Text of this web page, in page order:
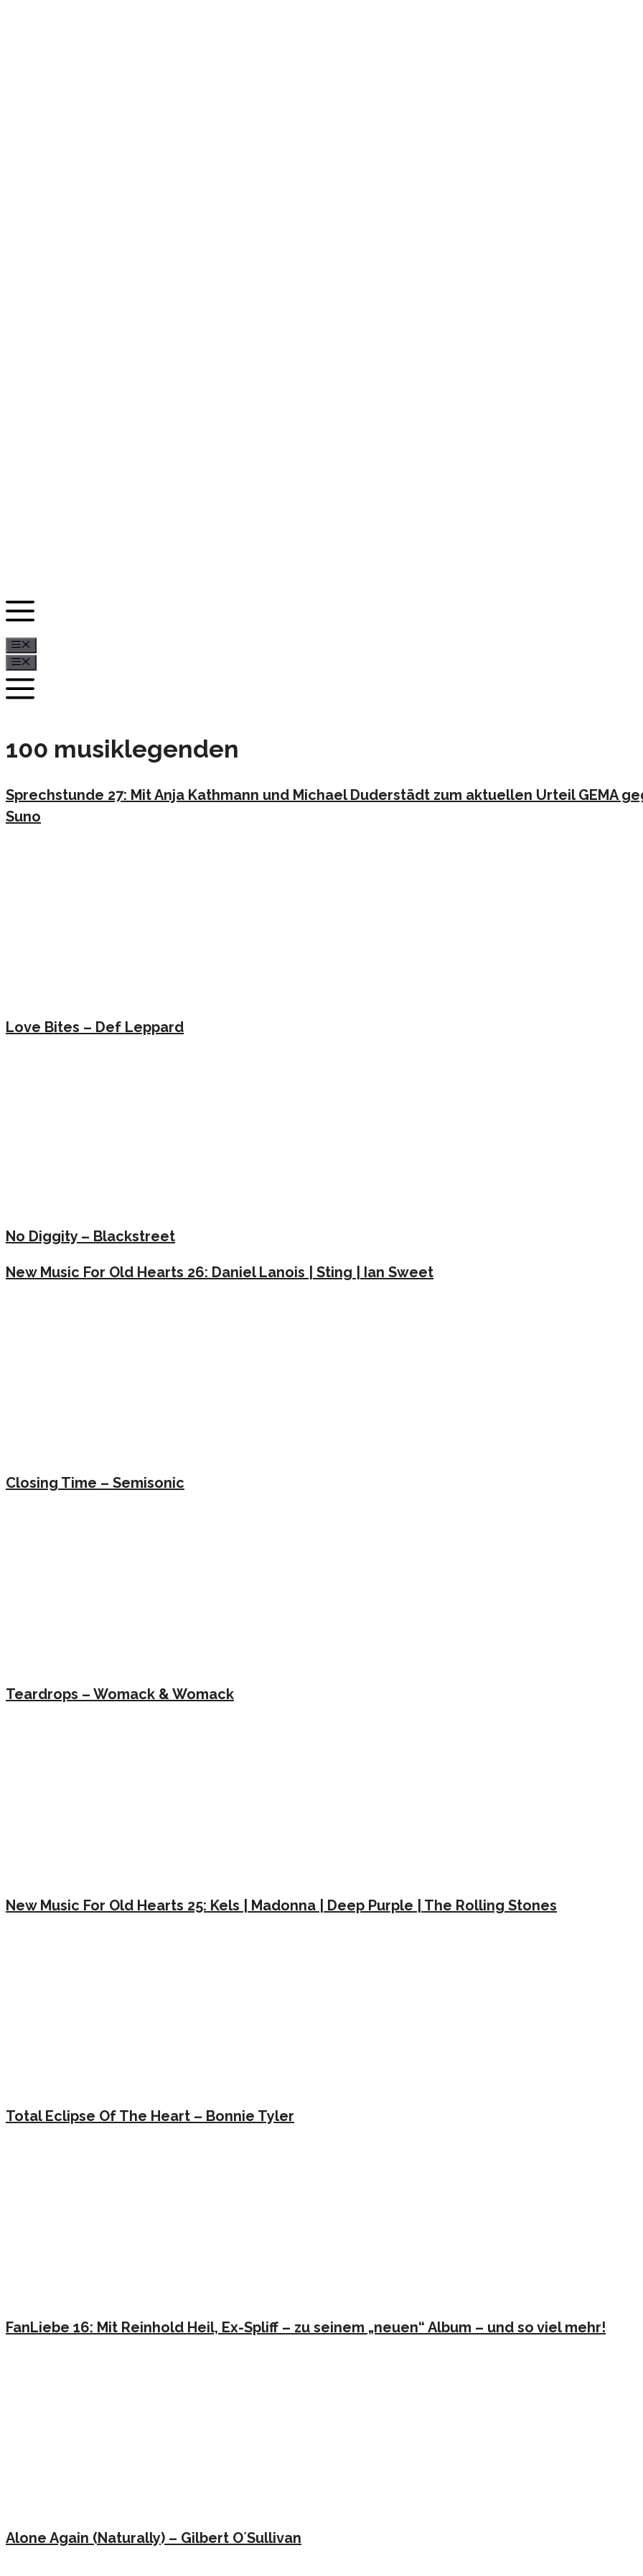
100 musiklegenden
Sprechstunde 27: Mit Anja Kathmann und Michael Duderstädt zum aktuellen Urteil GEMA
Suno
Love Bites – Def Leppard
No Diggity – Blackstreet
New Music For Old Hearts 26: Daniel Lanois | Sting | Ian Sweet
Closing Time – Semisonic
Teardrops – Womack & Womack
New Music For Old Hearts 25: Kels | Madonna | Deep Purple | The Rolling Stones
Total Eclipse Of The Heart – Bonnie Tyler
FanLiebe 16: Mit Reinhold Heil, Ex-Spliff – zu seinem „neuen“ Album – und so viel mehr!
Alone Again (Naturally) – Gilbert O´Sullivan